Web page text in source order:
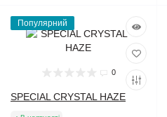
Популярний
0
SPECIAL CRYSTAL HAZE